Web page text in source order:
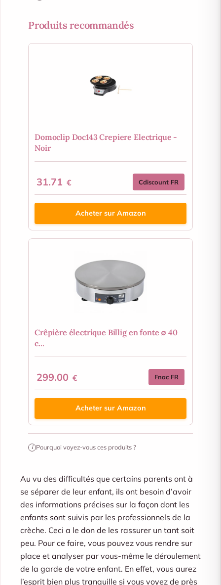
Produits recommandés
Domoclip Doc143 Crepiere Electrique -
Noir
31.71 € Cdiscount FR
Acheter sur Amazon
Crêpière électrique Billig en fonte ∅ 40
c...
299.00 € Fnac FR
Acheter sur Amazon
i Pourquoi voyez-vous ces produits ?
Au vu des difficultés que certains parents ont à
se séparer de leur enfant, ils ont besoin d’avoir
des informations précises sur la façon dont les
enfants sont suivis par les professionnels de la
crèche. Ceci a le don de les rassurer un tant soit
peu. Pour ce faire, vous pouvez vous rendre sur
place et analyser par vous-même le déroulement
de la garde de votre enfant. En effet, vous aurez
l’esprit bien plus tranquille si vous voyez de près